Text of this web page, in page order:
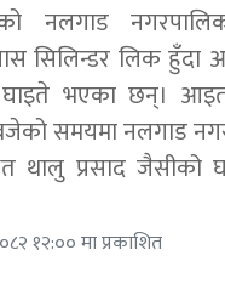
नलगाड
सिलिन्डर लिक हुँदा
भएका छन्।
समयमा नलगाड
थालु प्रसाद जैसीको
१२:०० मा प्रकाशित